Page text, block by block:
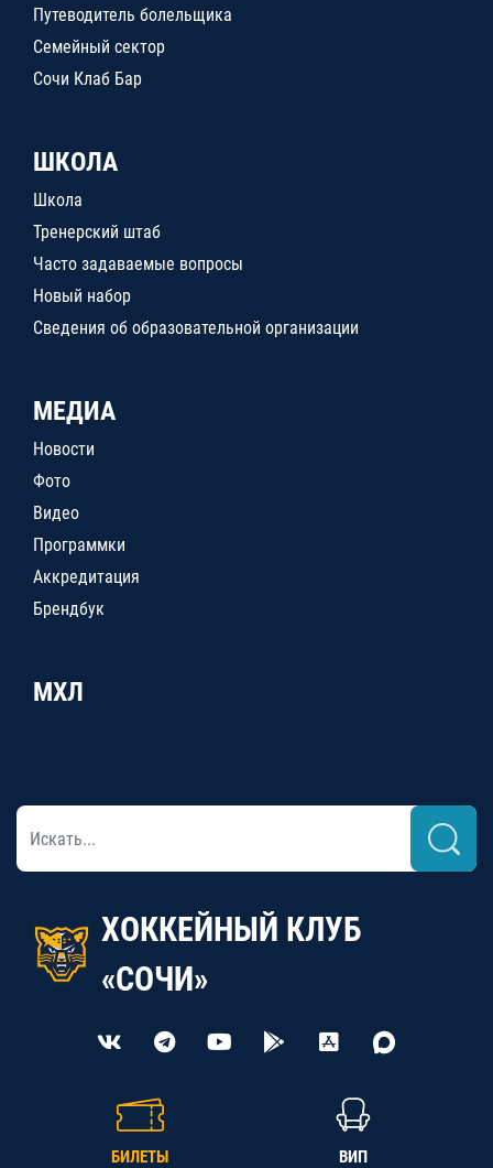
Путеводитель болельщика
Семейный сектор
Сочи Клаб Бар
ШКОЛА
Школа
Тренерский штаб
Часто задаваемые вопросы
Новый набор
Сведения об образовательной организации
МЕДИА
Новости
Фото
Видео
Программки
Аккредитация
Брендбук
МХЛ
ХОККЕЙНЫЙ КЛУБ
«СОЧИ»
БИЛЕТЫ ВИП